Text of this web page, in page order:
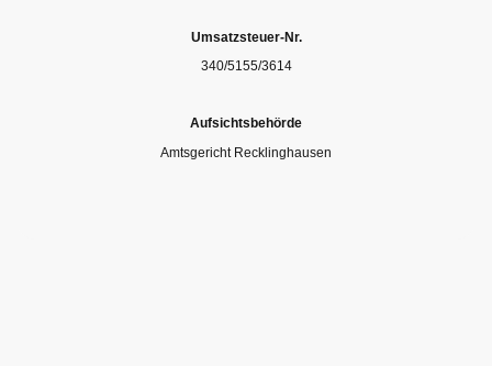
Umsatzsteuer-Nr.
340/5155/3614
Aufsichtsbehörde
Amtsgericht Recklinghausen